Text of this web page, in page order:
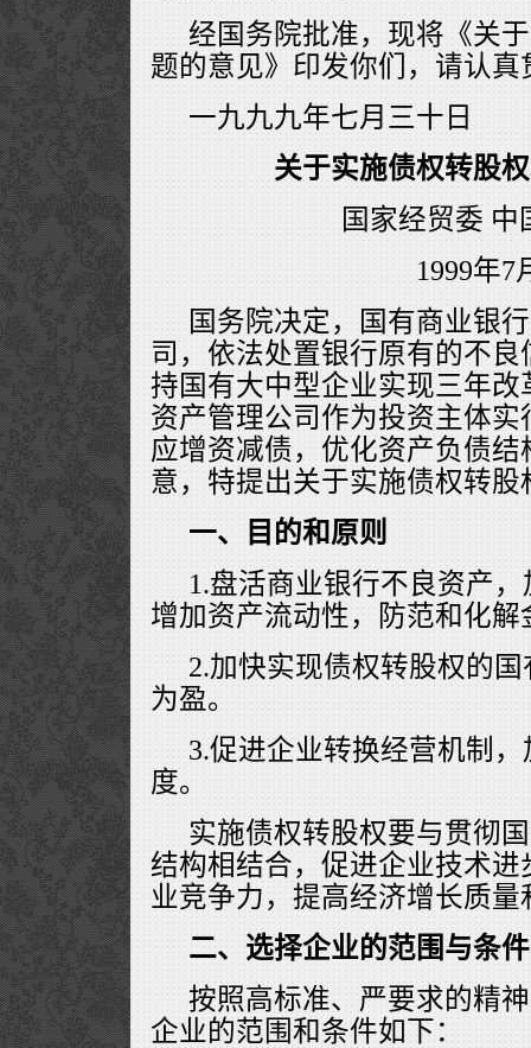
经国务院批准，现将《关
题的意见》印发你们，请认真
一九九九年七月三十日
关于实施债权转股
国家经贸委 中
1999年7
国务院决定，国有商业银
司，依法处置银行原有的不
持国有大中型企业实现三年
资产管理公司作为投资主体
应增资减债，优化资产负债
意，特提出关于实施债权转
一、目的和原则
1.盘活商业银行不良资产
增加资产流动性，防范和化解
2.加快实现债权转股权的
为盈。
3.促进企业转换经营机制
度。
实施债权转股权要与贯彻
结构相结合，促进企业技术
业竞争力，提高经济增长质量
二、选择企业的范围与条件
按照高标准、严要求的精
企业的范围和条件如下：